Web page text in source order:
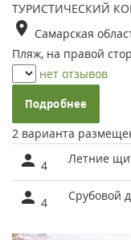
ТУРИСТИЧЕСКИЙ
Самарская
Пляж, на правой
нет отзывов
Подробнее
2 варианта
4 Летние
4 Срубовой